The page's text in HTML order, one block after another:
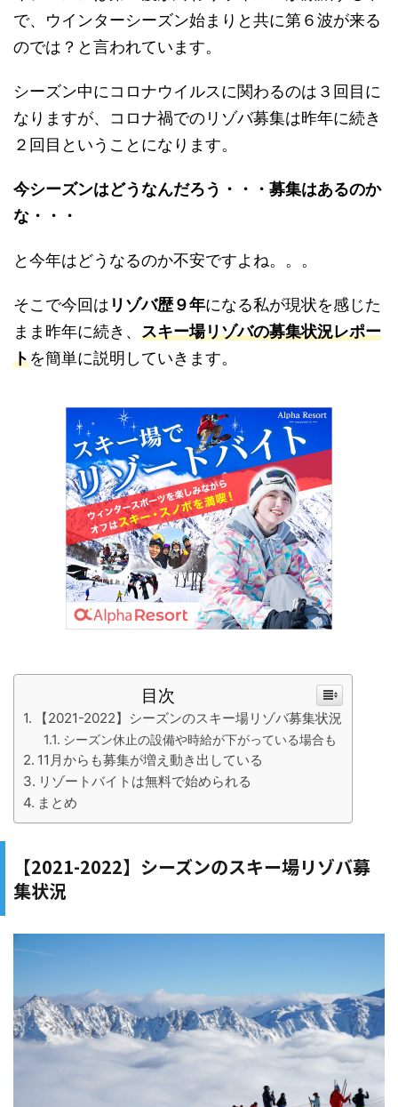
で、ウインターシーズン始まりと共に第６波が来る
のでは？と言われています。
シーズン中にコロナウイルスに関わるのは３回目に
なりますが、コロナ禍でのリゾバ募集は昨年に続き
２回目ということになります。
今シーズンはどうなんだろう・・・募集はあるのか
な・・・
と今年はどうなるのか不安ですよね。。。
そこで今回は リゾバ歴９年になる私が現状を感じた
まま昨年に続き、 スキー場リゾバの募集状況レポー
トを簡単に説明していきます。
目次
【2021-2022】シーズンのスキー場リゾバ募集状況
シーズン休止の設備や時給が下がっている場合も
11月からも募集が増え動き出している
リゾートバイトは無料で始められる
まとめ
【2021-2022】シーズンのスキー場リゾバ募
集状況